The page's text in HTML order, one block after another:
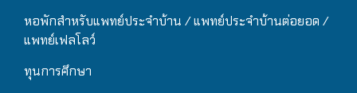
หอพักสำหรับแพทย์ประจำบ้าน / แพทย์ประจำบ้านต่อยอด /
แพทย์เฟลโลว์
ทุนการศึกษา